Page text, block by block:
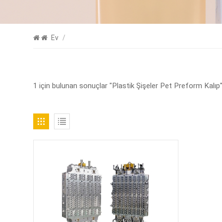
Ev /
1 için bulunan sonuçlar "Plastik Şişeler Pet Preform